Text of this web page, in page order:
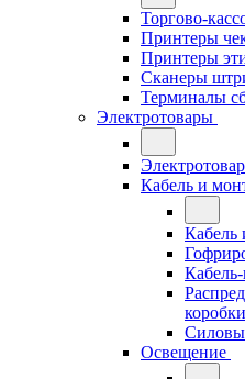
Торгово-
Принтеры
Принтеры
Сканеры
Терминалы
Электротовары
Кабель и
Кабель
коробки
Освещение